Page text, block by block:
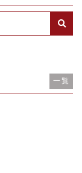
一覧